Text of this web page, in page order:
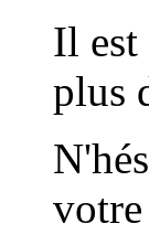
Il est
plus